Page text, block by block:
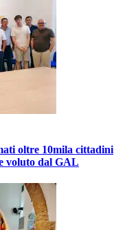
oltre 10mila cittadini
voluto dal GAL